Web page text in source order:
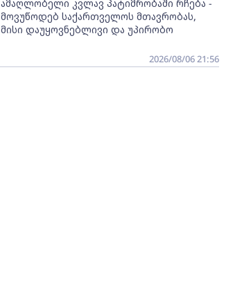
ამაღლობელი კვლავ პატიმრობაში რჩება -
მოვუწოდებ საქართველოს მთავრობას,
მისი დაუყოვნებლივი და უპირობო
2026/08/06 21:56